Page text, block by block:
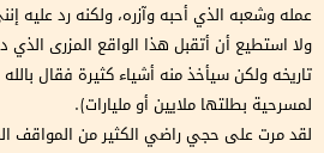
عمله وشعبه الذي أحبه وآزره، ولكنه رد عليه
ولا استطيع أن أتقبل هذا الواقع المزرى
تاريخه ولكن سيأخذ منه أشياء كثيرة فقال
لمسرحية بطلتها ملايين أو مليارات).
لقد مرت على حجي راضي الكثير من المواقف